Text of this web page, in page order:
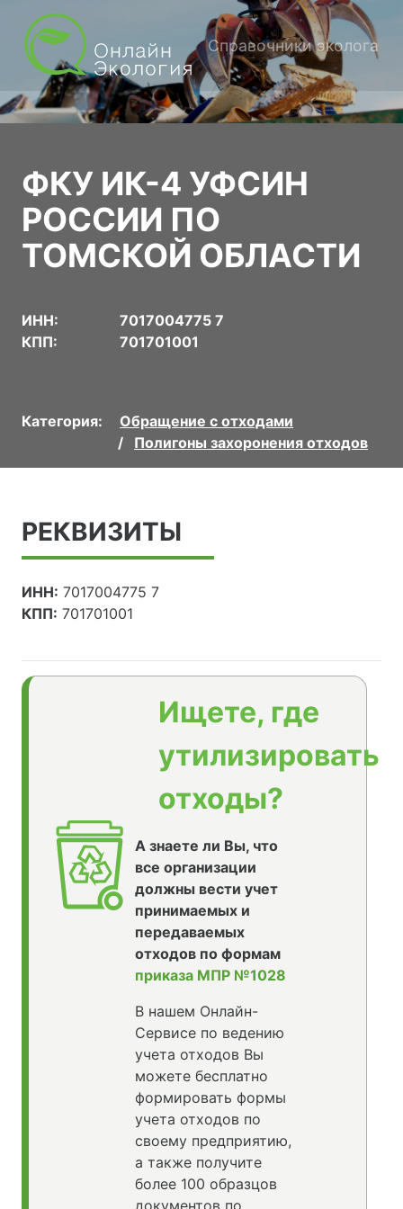
Справочники эколога
ФКУ ИК-4 УФСИН
РОССИИ ПО
ТОМСКОЙ ОБЛАСТИ
ИНН:
7017004775 7
КПП:
701701001
Категория:
Обращение с отходами
Полигоны захоронения отходов
РЕКВИЗИТЫ
ИНН: 7017004775 7
КПП: 701701001
Ищете, где
утилизировать
отходы?
А знаете ли Вы, что
все организации
должны вести учет
принимаемых и
передаваемых
отходов по формам
приказа МПР №1028
В нашем Онлайн-
Сервисе по ведению
учета отходов Вы
можете бесплатно
формировать формы
учета отходов по
своему предприятию,
а также получите
более 100 образцов
документов по